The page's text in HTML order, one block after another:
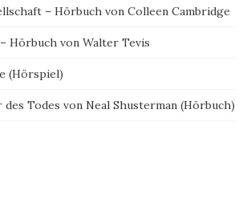
– Hörbuch von Colleen Cambridge
Hörbuch von Walter Tevis
(Hörspiel)
Todes von Neal Shusterman (Hörbuch)